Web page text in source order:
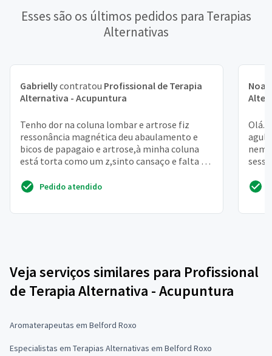
Esses são os últimos pedidos para Terapias
Alternativas
Gabriellycontratou Profissional de Terapia
Alternativa - Acupuntura
Tenho dor na coluna lombar e artrose fiz
ressonância magnética deu abaulamento e
bicos de papagaio e artrose,à minha coluna
está torta como um z,sinto cansaço e falta dê
Pedido atendido
Noah
Olá.
nem
Veja serviços similares para Profissional
de Terapia Alternativa - Acupuntura
Aromaterapeutas em Belford Roxo
Especialistas em Terapias Alternativas em Belford Roxo